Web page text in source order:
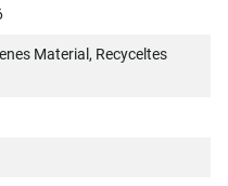
Material, Recyceltes